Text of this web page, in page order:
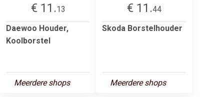
€ 11.13
Daewoo Houder,
Koolborstel
Meerdere shops
€ 11.44
Skoda Borstelhouder
Meerdere shops